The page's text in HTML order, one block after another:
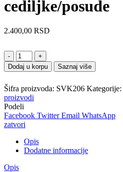
cediljke/posude
2.400,00 RSD
Količina
Dodaj u korpu Saznaj više
Šifra proizvoda: SVK206 Kategorije:
proizvodi
Podeli
Facebook Twitter Email WhatsApp
zatvori
Opis
Dodatne informacije
Opis